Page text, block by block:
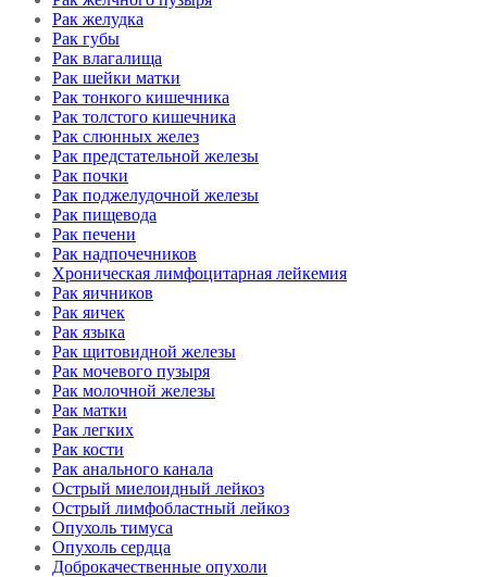
Рак желудка
Рак губы
Рак влагалища
Рак шейки матки
Рак тонкого кишечника
Рак толстого кишечника
Рак слюнных желез
Рак предстательной железы
Рак почки
Рак поджелудочной железы
Рак пищевода
Рак печени
Рак надпочечников
Хроническая лимфоцитарная лейкемия
Рак яичников
Рак яичек
Рак языка
Рак щитовидной железы
Рак мочевого пузыря
Рак молочной железы
Рак матки
Рак легких
Рак кости
Рак анального канала
Острый миелоидный лейкоз
Острый лимфобластный лейкоз
Опухоль тимуса
Опухоль сердца
Доброкачественные опухоли